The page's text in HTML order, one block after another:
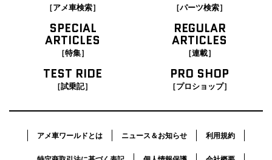
［アメ車検索］ ［パーツ検索］
SPECIAL
ARTICLES
［特集］
REGULAR
ARTICLES
［連載］
TEST RIDE
［試乗記］
PRO SHOP
［プロショップ］
アメ車ワールドとは ニュース＆お知らせ 利用規約